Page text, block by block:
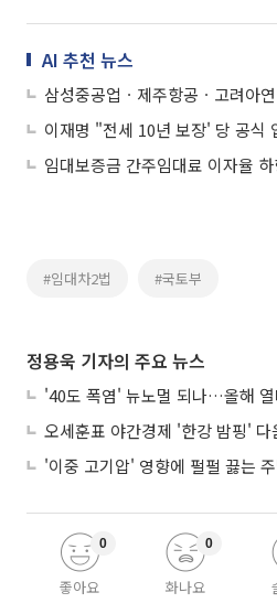
AI 추천 뉴스
삼성중공업ㆍ제주항공ㆍ고려아
#임대차2법 #국토부
정용욱 기자의 주요 뉴스
좋아요
0
화나요
0